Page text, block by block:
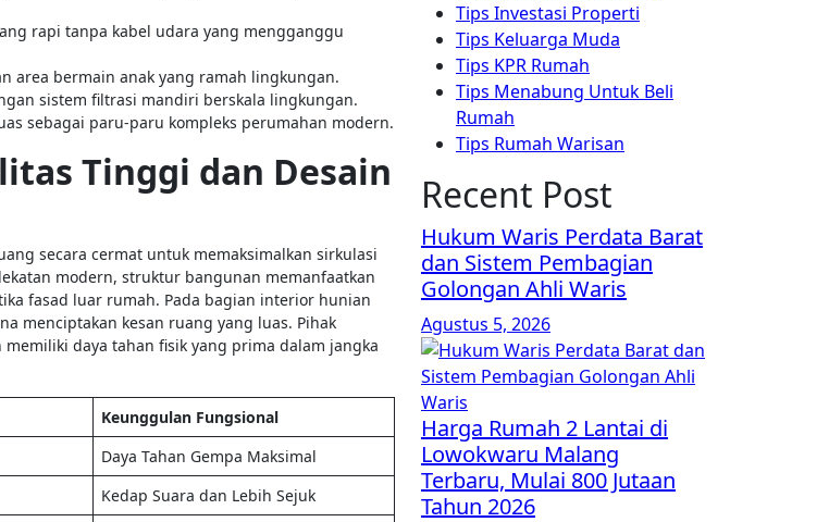
rapi tanpa kabel udara yang mengganggu
area bermain anak yang ramah lingkungan.
sistem filtrasi mandiri berskala lingkungan.
sebagai paru-paru kompleks perumahan modern.
Tinggi dan Desain
secara cermat untuk memaksimalkan sirkulasi
modern, struktur bangunan memanfaatkan
fasad luar rumah. Pada bagian interior hunian
menciptakan kesan ruang yang luas. Pihak
daya tahan fisik yang prima dalam jangka
Keunggulan Fungsional
Daya Tahan Gempa Maksimal
Kedap Suara dan Lebih Sejuk
Tips Investasi Properti
Tips Keluarga Muda
Tips KPR Rumah
Tips Menabung Untuk Beli
Rumah
Tips Rumah Warisan
Recent Post
Hukum Waris Perdata Barat
dan Sistem Pembagian
Golongan Ahli Waris
Agustus 5, 2026
Harga Rumah 2 Lantai di
Lowokwaru Malang
Terbaru, Mulai 800 Jutaan
Tahun 2026